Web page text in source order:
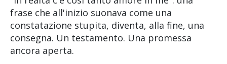
frase che all'inizio suonava come una
constatazione stupita, diventa, alla fine, una
consegna. Un testamento. Una promessa
ancora aperta.